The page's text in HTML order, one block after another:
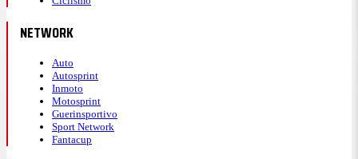
NETWORK
Auto
Autosprint
Inmoto
Motosprint
Guerinsportivo
Sport Network
Fantacup